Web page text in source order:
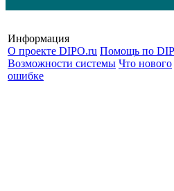
Информация
О проекте DIPO.ru Помощь по
Возможности системы Что нового
ошибке